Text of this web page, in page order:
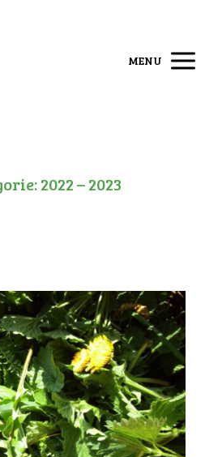
MENU
2022 – 2023